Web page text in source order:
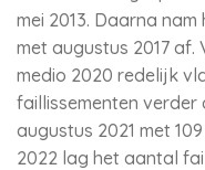
mei 2013. Daarna
met augustus 2017
medio 2020 redelijk
faillissementen verder
augustus 2021 met
2022 lag het aantal